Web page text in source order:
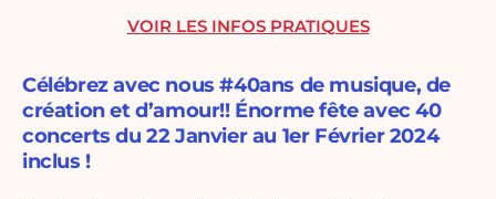
Célébrez avec nous #40ans de musique, de
création et d’amour!! Énorme fête avec 40
concerts du 22 Janvier au 1er Février 2024
inclus !
VOIR LES INFOS PRATIQUES